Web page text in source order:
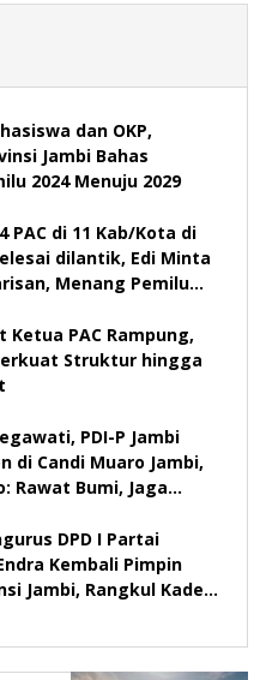
dan OKP,
Jambi Bahas
2024 Menuju 2029
PAC di 11 Kab/Kota di
dilantik, Edi Minta
Menang Pemilu
Ketua PAC Rampung,
Struktur hingga
PDI-P Jambi
di Candi Muaro Jambi,
Rawat Bumi, Jaga
DPD I Partai
Kembali Pimpin
Jambi, Rangkul Kader